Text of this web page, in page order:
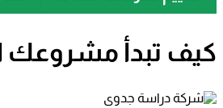
كيف تبدأ مشروعك